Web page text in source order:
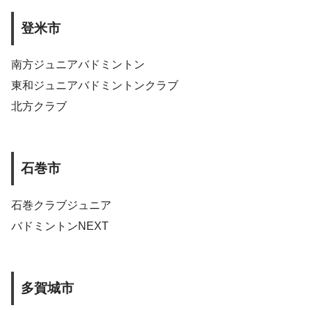
登米市
南方ジュニアバドミントン
東和ジュニアバドミントンクラブ
北方クラブ
石巻市
石巻クラブジュニア
バドミントンNEXT
多賀城市